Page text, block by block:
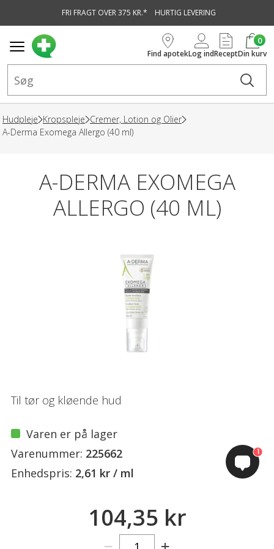
FRI FRAGT OVER 375 KR.* HURTIG LEVERING
Find apotekLog indRecept
0
Din kurv
Hudpleje Kropspleje Cremer, Lotion og Olier
A-Derma Exomega Allergo (40 ml)
A-DERMA EXOMEGA
ALLERGO (40 ML)
Til tør og kløende hud
Varen er på lager
Varenummer: 225662
Enhedspris: 2,61 kr / ml
104,35 kr
1